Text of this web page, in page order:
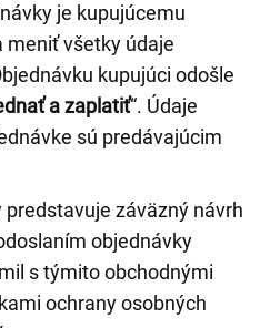
je kupujúcemu
meniť všetky údaje
kupujúci odošle
a zaplatiť“. Údaje
sú predávajúcim
predstavuje záväzný návrh
objednávky
s týmito obchodnými
ochrany osobných